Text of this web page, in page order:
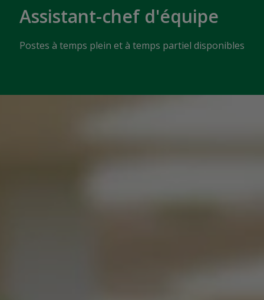
Assistant-chef d'équipe
Postes à temps plein et à temps partiel disponibles